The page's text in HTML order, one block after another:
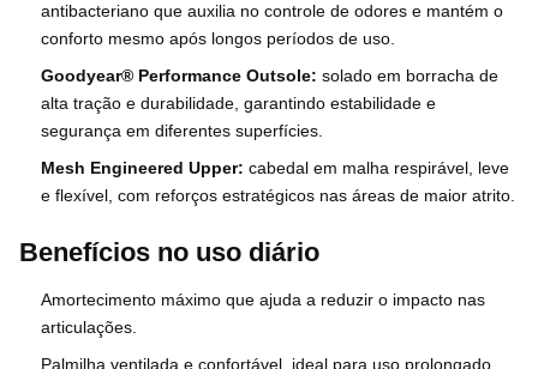
antibacteriano que auxilia no controle de odores e mantém o
conforto mesmo após longos períodos de uso.
Goodyear® Performance Outsole: solado em borracha de
alta tração e durabilidade, garantindo estabilidade e
segurança em diferentes superfícies.
Mesh Engineered Upper: cabedal em malha respirável, leve
e flexível, com reforços estratégicos nas áreas de maior atrito.
Benefícios no uso diário
Amortecimento máximo que ajuda a reduzir o impacto nas
articulações.
Palmilha ventilada e confortável, ideal para uso prolongado.